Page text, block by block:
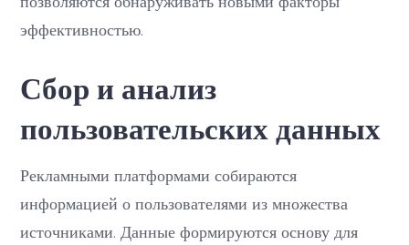
эффективностью.
Сбор и анализ
пользовательских данных
Рекламными платформами собираются
информацией о пользователями из множества
источниками. Данные формируются основу для